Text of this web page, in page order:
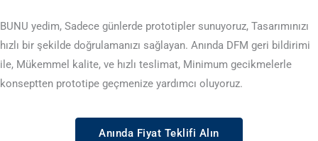
BUNU yedim, Sadece günlerde prototipler sunuyoruz, Tasarımınızı
hızlı bir şekilde doğrulamanızı sağlayan. Anında DFM geri bildirimi
ile, Mükemmel kalite, ve hızlı teslimat, Minimum gecikmelerle
konseptten prototipe geçmenize yardımcı oluyoruz.
Anında Fiyat Teklifi Alın